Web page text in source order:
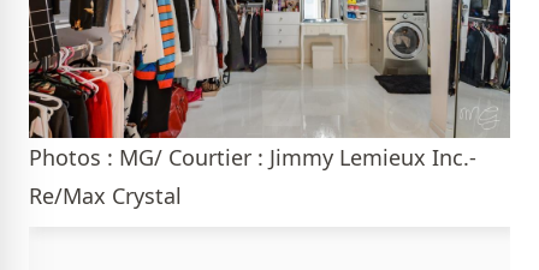
Photos : MG/ Courtier : Jimmy Lemieux Inc.-
Re/Max Crystal